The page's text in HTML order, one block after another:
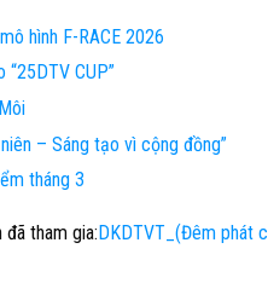
hình F-RACE 2026
“25DTV CUP”
– Sáng tạo vì cộng đồng”
tháng 3
đã tham gia:DKDTVT_(Đêm phát